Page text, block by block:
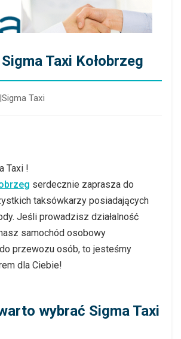
Taxi Kołobrzeg
|Sigma Taxi
Taxi !
serdecznie zaprasza do
taksówkarzy posiadających
Jeśli prowadzisz działalność
samochód osobowy
przewozu osób, to jesteśmy
dla Ciebie!
wybrać Sigma Taxi